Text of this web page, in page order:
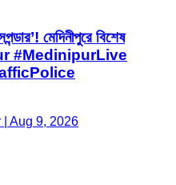
মেদিনীপুরে বিশেষ
#MedinipurLive
Aug 9, 2026